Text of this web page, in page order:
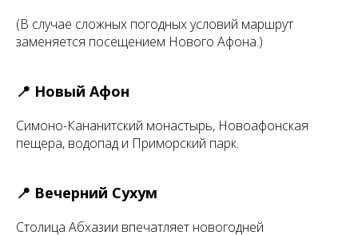
(В случае сложных погодных условий маршрут
заменяется посещением Нового Афона.)
📍 Новый Афон
Симоно-Кананитский монастырь, Новоафонская
пещера, водопад и Приморский парк.
📍 Вечерний Сухум
Столица Абхазии впечатляет новогодней